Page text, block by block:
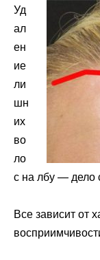
Уд
ал
ен
ие
ли
шн
их
во
ло
с на лбу — дело
Все зависит от